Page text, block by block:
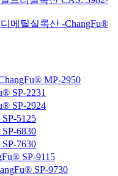
메틸실록산 -ChangFu®
MP-2950
SP-2231
SP-2924
5125
6830
7630
SP-9115
SP-9730